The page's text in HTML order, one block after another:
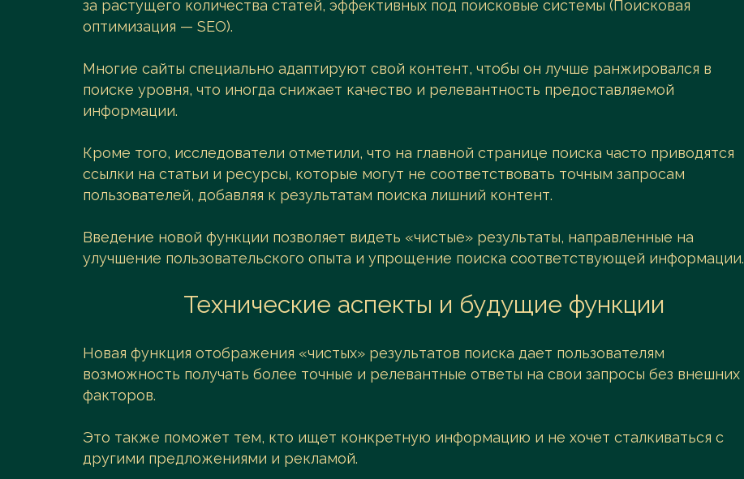
за растущего количества статей, эффективных под поисковые системы (Поисковая
оптимизация — SEO).
Многие сайты специально адаптируют свой контент, чтобы он лучше ранжировался в
поиске уровня, что иногда снижает качество и релевантность предоставляемой
информации.
Кроме того, исследователи отметили, что на главной странице поиска часто приводятся
ссылки на статьи и ресурсы, которые могут не соответствовать точным запросам
пользователей, добавляя к результатам поиска лишний контент.
Введение новой функции позволяет видеть «чистые» результаты, направленные на
улучшение пользовательского опыта и упрощение поиска соответствующей информации.
Технические аспекты и будущие функции
Новая функция отображения «чистых» результатов поиска дает пользователям
возможность получать более точные и релевантные ответы на свои запросы без внешних
факторов.
Это также поможет тем, кто ищет конкретную информацию и не хочет сталкиваться с
другими предложениями и рекламой.